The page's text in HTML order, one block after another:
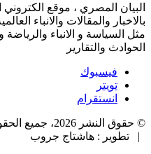
البيان المصري ، موقع
بالاخبار والمقالات والانباء
مثل السياسة و الانباء
الحوادث والتقارير
فيسبوك
تويتر
انستقرام
© حقوق النشر
| تطوير : هاشتاج جروب